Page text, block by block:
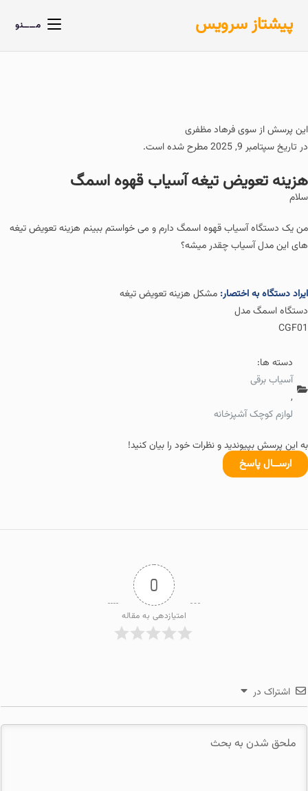
پیشتاز سرویس مــــنو
این پرسش از سویفرهاد مظفری
در تاریخ سپتامبر 9, 2025 مطرح شده است.
هزینه تعویض تیغه آسیاب قهوه اسمگ
سلام
من یک دستگاه آسیاب قهوه اسمگ دارم و می خواستم ببینم هزینه تعویض تیغه
های این مدل آسیاب چقدر میشه؟
ایراد دستگاه به اختصار: مشکل هزینه تعویض تیغه
دستگاه اسمگ مدل
CGF01
دسته ها:
آسیاب برقی
,
لوازم کوچک آشپزخانه
به این پرسش بپیوندید و نظرات خود را بیان کنید!
ارســال پاسخ
0
امتیازدهی به مقاله
اشتراک در